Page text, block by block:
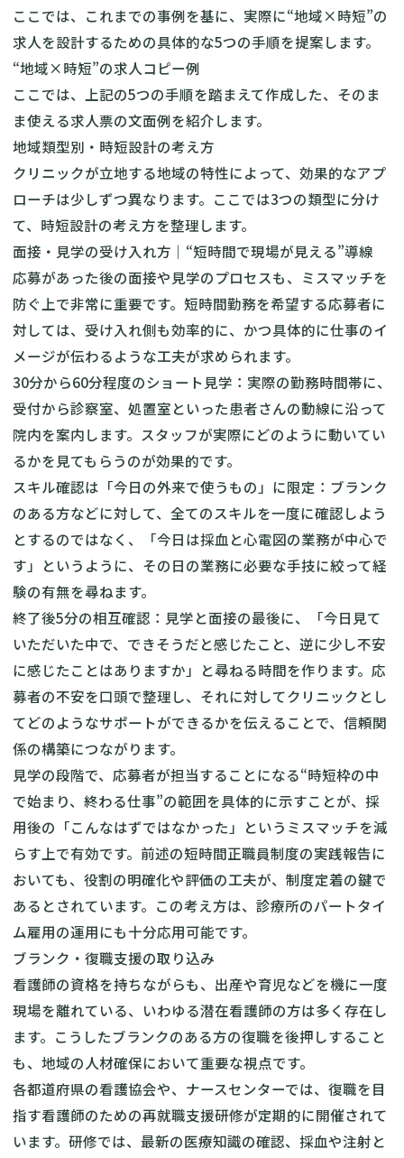
ここでは、これまでの事例を基に、実際に“地域×時短”の
求人を設計するための具体的な5つの手順を提案します。
“地域×時短”の求人コピー例
ここでは、上記の5つの手順を踏まえて作成した、そのま
ま使える求人票の文面例を紹介します。
地域類型別・時短設計の考え方
クリニックが立地する地域の特性によって、効果的なアプ
ローチは少しずつ異なります。ここでは3つの類型に分け
て、時短設計の考え方を整理します。
面接・見学の受け入れ方｜“短時間で現場が見える”導線
応募があった後の面接や見学のプロセスも、ミスマッチを
防ぐ上で非常に重要です。短時間勤務を希望する応募者に
対しては、受け入れ側も効率的に、かつ具体的に仕事のイ
メージが伝わるような工夫が求められます。
30分から60分程度のショート見学：実際の勤務時間帯に、
受付から診察室、処置室といった患者さんの動線に沿って
院内を案内します。スタッフが実際にどのように動いてい
るかを見てもらうのが効果的です。
スキル確認は「今日の外来で使うもの」に限定：ブランク
のある方などに対して、全てのスキルを一度に確認しよう
とするのではなく、「今日は採血と心電図の業務が中心で
す」というように、その日の業務に必要な手技に絞って経
験の有無を尋ねます。
終了後5分の相互確認：見学と面接の最後に、「今日見て
いただいた中で、できそうだと感じたこと、逆に少し不安
に感じたことはありますか」と尋ねる時間を作ります。応
募者の不安を口頭で整理し、それに対してクリニックとし
てどのようなサポートができるかを伝えることで、信頼関
係の構築につながります。
見学の段階で、応募者が担当することになる“時短枠の中
で始まり、終わる仕事”の範囲を具体的に示すことが、採
用後の「こんなはずではなかった」というミスマッチを減
らす上で有効です。前述の短時間正職員制度の実践報告に
おいても、役割の明確化や評価の工夫が、制度定着の鍵で
あるとされています。この考え方は、診療所のパートタイ
ム雇用の運用にも十分応用可能です。
ブランク・復職支援の取り込み
看護師の資格を持ちながらも、出産や育児などを機に一度
現場を離れている、いわゆる潜在看護師の方は多く存在し
ます。こうしたブランクのある方の復職を後押しすること
も、地域の人材確保において重要な視点です。
各都道府県の看護協会や、ナースセンターでは、復職を目
指す看護師のための再就職支援研修が定期的に開催されて
います。研修では、最新の医療知識の確認、採血や注射と